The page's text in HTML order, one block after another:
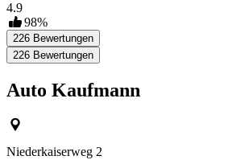
4.9
98%
226 Bewertungen
226 Bewertungen
Auto Kaufmann
Niederkaiserweg 2